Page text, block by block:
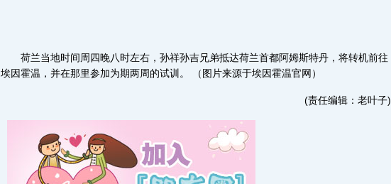
荷兰当地时间周四晚八时左右，孙祥孙吉兄弟抵达荷兰首都阿姆斯特丹，将转机前往
埃因霍温，并在那里参加为期两周的试训。 （图片来源于埃因霍温官网）
(责任编辑：老叶子)